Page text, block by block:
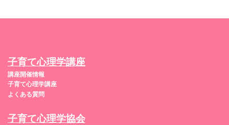
子育て心理学講座
講座開催情報
子育て心理学講座
よくある質問
子育て心理学協会